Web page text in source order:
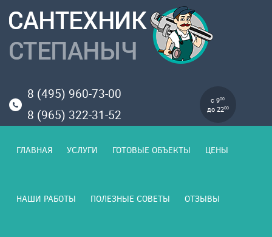
8 (495) 960-73-00
8 (965) 322-31-52
с 900
до 2200
ГЛАВНАЯ УСЛУГИ ГОТОВЫЕ ОБЪЕКТЫ ЦЕНЫ
НАШИ РАБОТЫ ПОЛЕЗНЫЕ СОВЕТЫ ОТЗЫВЫ